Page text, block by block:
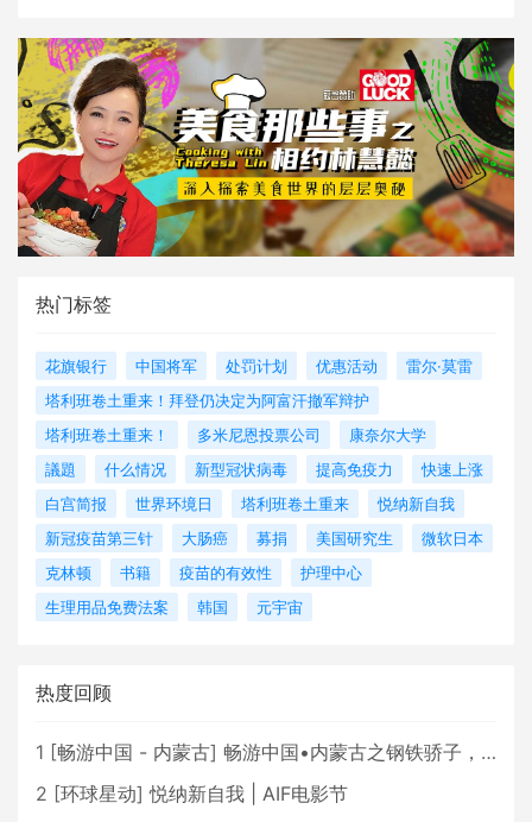
热门标签
花旗银行 中国将军 处罚计划 优惠活动
雷尔·莫雷
塔利班卷土重来！拜登仍决定为阿富汗撤军辩护
塔利班卷土重来！
多米尼恩投票公司
康奈尔大学
議題
什么情况 新型冠状病毒 提高免疫力
快速上涨
白宫简报
世界环境日 塔利班卷土重来
悦纳新自我
新冠疫苗第三针
大肠癌 募捐 美国研究生
微软日本
克林顿
书籍 疫苗的有效性
护理中心
生理用品免费法案
韩国 元宇宙
热度回顾
1 [畅游中国 - 内蒙古] 畅游中国•内蒙古之钢铁骄子，魅力包头
2 [环球星动] 悦纳新自我 | AIF电影节